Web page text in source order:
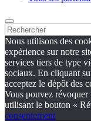
Nous utilisons des
expérience sur notre
services tiers de type
sociaux. En cliquant
acceptez le dépôt des
Vous pouvez révoquer
utilisant le bouton «
consentement